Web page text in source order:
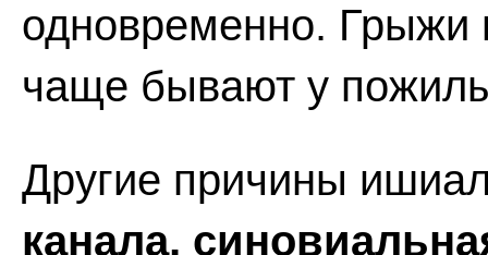
одновременно. Грыжи
чаще бывают у
Другие причины
канала,